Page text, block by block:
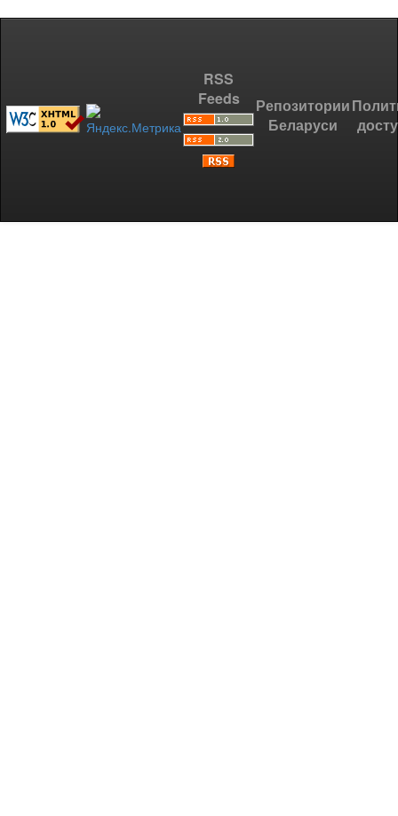
RSS
Feeds
Репозитории
Беларуси